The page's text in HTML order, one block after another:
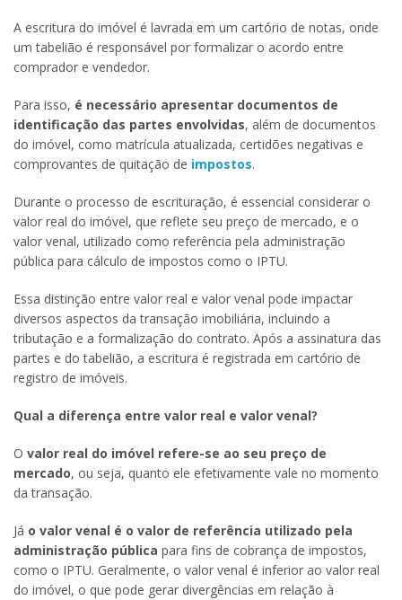
A escritura do imóvel é lavrada em um cartório de notas, onde
um tabelião é responsável por formalizar o acordo entre
comprador e vendedor.
Para isso, é necessário apresentar documentos de
identificação das partes envolvidas, além de documentos
do imóvel, como matrícula atualizada, certidões negativas e
comprovantes de quitação de impostos.
Durante o processo de escrituração, é essencial considerar o
valor real do imóvel, que reflete seu preço de mercado, e o
valor venal, utilizado como referência pela administração
pública para cálculo de impostos como o IPTU.
Essa distinção entre valor real e valor venal pode impactar
diversos aspectos da transação imobiliária, incluindo a
tributação e a formalização do contrato. Após a assinatura das
partes e do tabelião, a escritura é registrada em cartório de
registro de imóveis.
Qual a diferença entre valor real e valor venal?
O valor real do imóvel refere-se ao seu preço de
mercado, ou seja, quanto ele efetivamente vale no momento
da transação.
Já o valor venal é o valor de referência utilizado pela
administração pública para fins de cobrança de impostos,
como o IPTU. Geralmente, o valor venal é inferior ao valor real
do imóvel, o que pode gerar divergências em relação à